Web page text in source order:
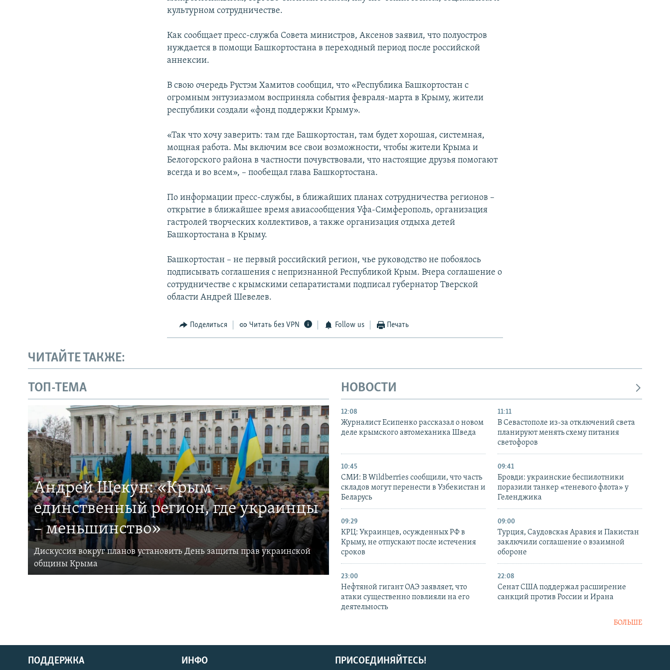
культурном сотрудничестве.
Как сообщает пресс-служба Совета министров, Аксенов заявил, что полуостров
нуждается в помощи Башкортостана в переходный период после российской
аннексии.
В свою очередь Рустэм Хамитов сообщил, что «Республика Башкортостан с
огромным энтузиазмом восприняла события февраля-марта в Крыму, жители
республики создали «фонд поддержки Крыму».
«Так что хочу заверить: там где Башкортостан, там будет хорошая, системная,
мощная работа. Мы включим все свои возможности, чтобы жители Крыма и
Белогорского района в частности почувствовали, что настоящие друзья помогают
всегда и во всем», – пообещал глава Башкортостана.
По информации пресс-службы, в ближайших планах сотрудничества регионов –
открытие в ближайшее время авиасообщения Уфа-Симферополь, организация
гастролей творческих коллективов, а также организация отдыха детей
Башкортостана в Крыму.
Башкортостан – не первый российский регион, чье руководство не побоялось
подписывать соглашения с непризнанной Республикой Крым. Вчера соглашение о
сотрудничестве с крымскими сепаратистами подписал губернатор Тверской
области Андрей Шевелев.
Поделиться Читать без VPN Follow us Печать
ЧИТАЙТЕ ТАКЖЕ:
ТОП-ТЕМА
Андрей Щекун: «Крым –
единственный регион, где украинцы
– меньшинство»
Дискуссия вокруг планов установить День защиты прав украинской
общины Крыма
НОВОСТИ
12:08
Журналист Есипенко рассказал о новом
деле крымского автомеханика Шведа
11:11
В Севастополе из-за отключений света
планируют менять схему питания
светофоров
10:45
СМИ: В Wildberries сообщили, что часть
складов могут перенести в Узбекистан и
Беларусь
09:41
Бровди: украинские беспилотники
поразили танкер «теневого флота» у
Геленджика
09:29
КРЦ: Украинцев, осужденных РФ в
Крыму, не отпускают после истечения
сроков
09:00
Турция, Саудовская Аравия и Пакистан
заключили соглашение о взаимной
обороне
23:00
Нефтяной гигант ОАЭ заявляет, что
атаки существенно повлияли на его
деятельность
22:08
Сенат США поддержал расширение
санкций против России и Ирана
БОЛЬШЕ
ПРИСОЕДИНЯЙТЕСЬ!
ПОДДЕРЖКА ИНФО